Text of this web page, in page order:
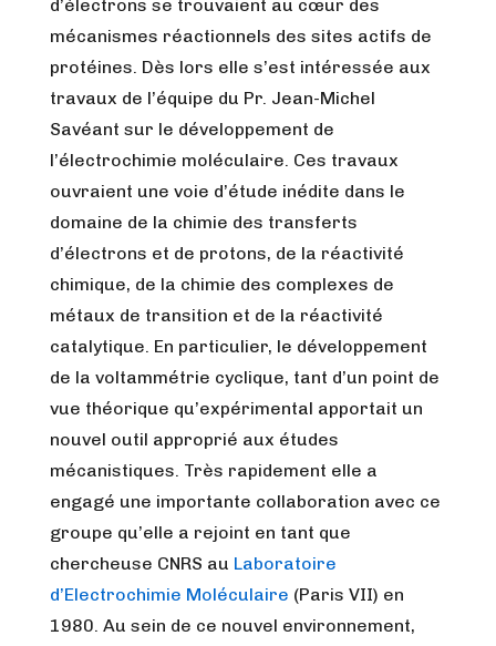
d’électrons se trouvaient au cœur des
mécanismes réactionnels des sites actifs de
protéines. Dès lors elle s’est intéressée aux
travaux de l’équipe du Pr. Jean-Michel
Savéant sur le développement de
l’électrochimie moléculaire. Ces travaux
ouvraient une voie d’étude inédite dans le
domaine de la chimie des transferts
d’électrons et de protons, de la réactivité
chimique, de la chimie des complexes de
métaux de transition et de la réactivité
catalytique. En particulier, le développement
de la voltammétrie cyclique, tant d’un point de
vue théorique qu’expérimental apportait un
nouvel outil approprié aux études
mécanistiques. Très rapidement elle a
engagé une importante collaboration avec ce
groupe qu’elle a rejoint en tant que
chercheuse CNRS au Laboratoire
d’Electrochimie Moléculaire (Paris VII) en
1980. Au sein de ce nouvel environnement,